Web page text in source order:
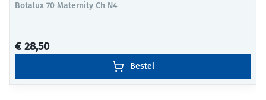
Botalux 70 Maternity Ch N4
€ 28,50
Bestel